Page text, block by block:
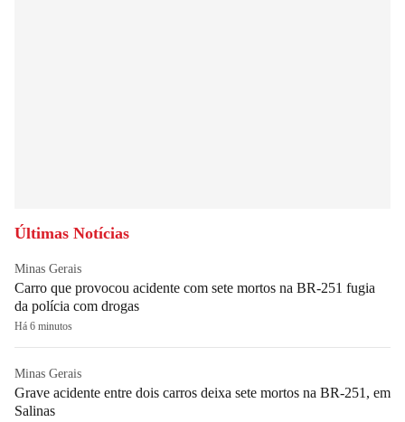
Últimas Notícias
Minas Gerais
Carro que provocou acidente com sete mortos na BR-251 fugia
da polícia com drogas
Há 6 minutos
Minas Gerais
Grave acidente entre dois carros deixa sete mortos na BR-251, em
Salinas